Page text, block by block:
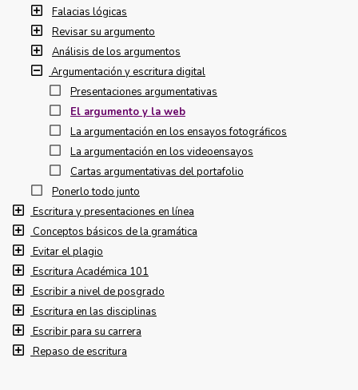
Falacias lógicas
Revisar su argumento
Análisis de los argumentos
Argumentación y escritura digital
Presentaciones argumentativas
El argumento y la web
La argumentación en los ensayos fotográficos
La argumentación en los videoensayos
Cartas argumentativas del portafolio
Ponerlo todo junto
Escritura y presentaciones en línea
Conceptos básicos de la gramática
Evitar el plagio
Escritura Académica 101
Escribir a nivel de posgrado
Escritura en las disciplinas
Escribir para su carrera
Repaso de escritura